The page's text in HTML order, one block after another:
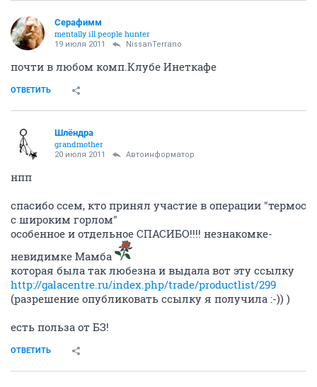
Серафимм
mentally ill people hunter
19 июля 2011 NissanTerrano
почти в любом комп.Клубе Инеткафе
ОТВЕТИТЬ
Шлёндра
grandmother
20 июля 2011 Автоинформатор
нпп
спасибо ссем, кто принял участие в операции "термос
с широким горлом"
особенное и отдельное СПАСИБО!!!! незнакомке-
невидимке Мамба
которая была так любезна и выдала вот эту ссылку
http://galacentre.ru/index.php/trade/productlist/299
(разрешение опубликовать ссылку я получила :-)) )
есть польза от БЗ!
ОТВЕТИТЬ